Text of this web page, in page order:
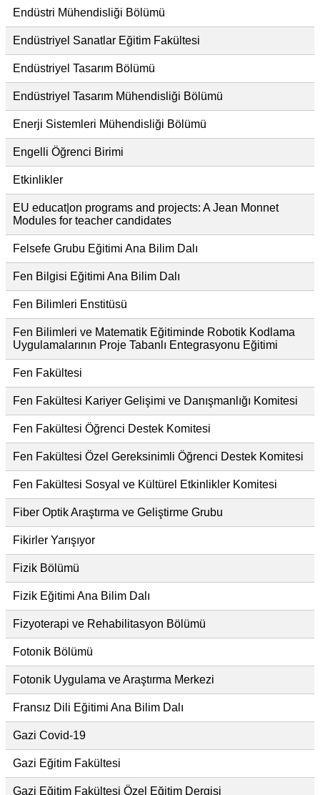
Endüstri Mühendisliği Bölümü
Endüstriyel Sanatlar Eğitim Fakültesi
Endüstriyel Tasarım Bölümü
Endüstriyel Tasarım Mühendisliği Bölümü
Enerji Sistemleri Mühendisliği Bölümü
Engelli Öğrenci Birimi
Etkinlikler
EU educat|on programs and projects: A Jean Monnet
Modules for teacher candidates
Felsefe Grubu Eğitimi Ana Bilim Dalı
Fen Bilgisi Eğitimi Ana Bilim Dalı
Fen Bilimleri Enstitüsü
Fen Bilimleri ve Matematik Eğitiminde Robotik Kodlama
Uygulamalarının Proje Tabanlı Entegrasyonu Eğitimi
Fen Fakültesi
Fen Fakültesi Kariyer Gelişimi ve Danışmanlığı Komitesi
Fen Fakültesi Öğrenci Destek Komitesi
Fen Fakültesi Özel Gereksinimli Öğrenci Destek Komitesi
Fen Fakültesi Sosyal ve Kültürel Etkinlikler Komitesi
Fiber Optik Araştırma ve Geliştirme Grubu
Fikirler Yarışıyor
Fizik Bölümü
Fizik Eğitimi Ana Bilim Dalı
Fizyoterapi ve Rehabilitasyon Bölümü
Fotonik Bölümü
Fotonik Uygulama ve Araştırma Merkezi
Fransız Dili Eğitimi Ana Bilim Dalı
Gazi Covid-19
Gazi Eğitim Fakültesi
Gazi Eğitim Fakültesi Özel Eğitim Dergisi